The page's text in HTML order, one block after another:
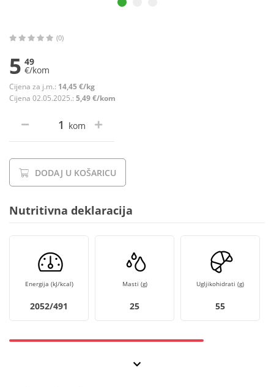
(0)
5 49
€/kom
Cijena za j.m.: 14,45 €/kg
Cijena 02.05.2025.: 5,49 €/kom
kom
DODAJ U KOŠARICU
Nutritivna deklaracija
Energija (kJ/kcal)
2052/491
Masti (g)
25
Ugljikohidrati (g)
55